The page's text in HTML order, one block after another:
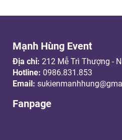
Mạnh Hùng Event
Địa chỉ: 212 Mễ Trì Thượng -
Hotline: 0986.831.853
Email:
Fanpage